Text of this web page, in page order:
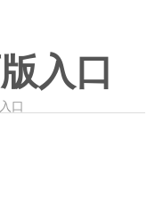
入口
口